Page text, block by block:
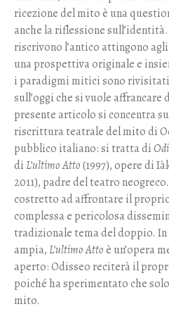
ricezione del mito è una
anche la riflessione
riscrivono l’antico attingono
una prospettiva originale e
i paradigmi mitici sono rivisitati
sull’oggi che si vuole
presente articolo si concentra
riscrittura teatrale del mito di
pubblico italiano: si tratta di
di L’ultimo Atto(1997), opere di
2011), padre del teatro
costretto ad affrontare il
complessa e pericolosa
tradizionale tema del doppio.
ampia, L’ultimo Attoè un’opera
aperto: Odisseo reciterà il
poiché ha sperimentato che
mito.